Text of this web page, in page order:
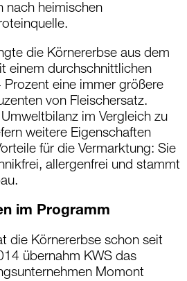
nach heimischen
die Körnererbse aus dem
einem durchschnittlichen
eine immer größere
von Fleischersatz.
im Vergleich zu
weitere Eigenschaften
für die Vermarktung: Sie
allergenfrei und stammt
im Programm
die Körnererbse schon seit
übernahm KWS das
Momont